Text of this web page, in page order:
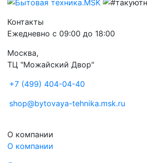
Контакты
Ежедневно с 09:00 до 18:00
Москва,
ТЦ "Можайский Двор"
+7 (499) 404-04-40
shop@bytovaya-tehnika.msk.ru
О компании
О компании